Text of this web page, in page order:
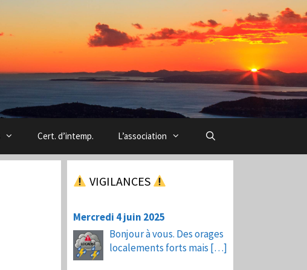
Cert. d’intemp. L’association
VIGILANCES
Mercredi 4 juin 2025
Bonjour à vous. Des orages
localements forts mais […]